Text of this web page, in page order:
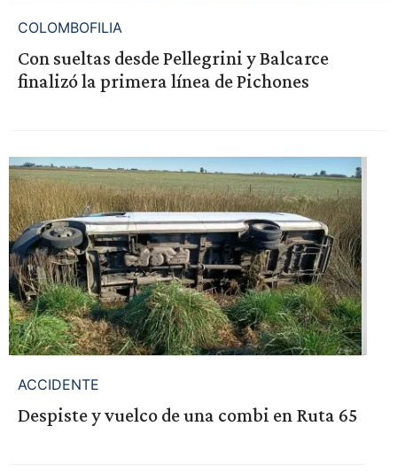
COLOMBOFILIA
Con sueltas desde Pellegrini y Balcarce
finalizó la primera línea de Pichones
ACCIDENTE
Despiste y vuelco de una combi en Ruta 65